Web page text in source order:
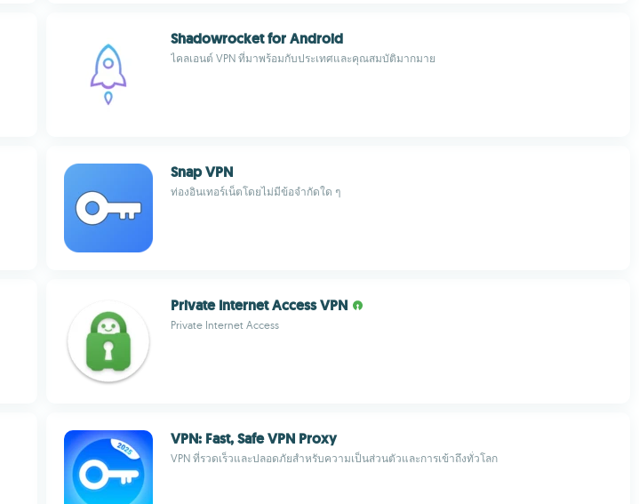
Shadowrocket for Android
ไคลเอนต์ VPN ที่มาพร้อมกับประเทศและคุณสมบัติมากมาย
Snap VPN
ท่องอินเทอร์เน็ตโดยไม่มีข้อจำกัดใด ๆ
Private Internet Access VPN
Private Internet Access
VPN: Fast, Safe VPN Proxy
VPN ที่รวดเร็วและปลอดภัยสำหรับความเป็นส่วนตัวและการเข้าถึงทั่วโลก